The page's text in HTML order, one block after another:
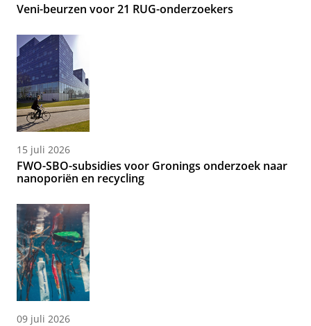
Veni-beurzen voor 21 RUG-onderzoekers
15 juli 2026
FWO-SBO-subsidies voor Gronings onderzoek naar
nanoporiën en recycling
09 juli 2026